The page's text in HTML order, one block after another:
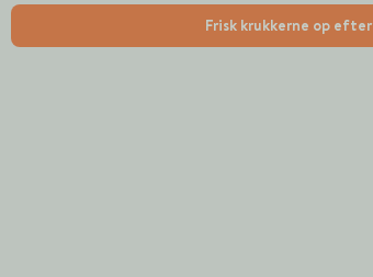
Frisk krukkerne op